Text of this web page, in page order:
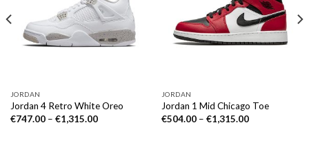
JORDAN
Jordan 4 Retro White Oreo
€747.00– €1,315.00
JORDAN
Jordan 1 Mid Chicago Toe
€504.00– €1,315.00